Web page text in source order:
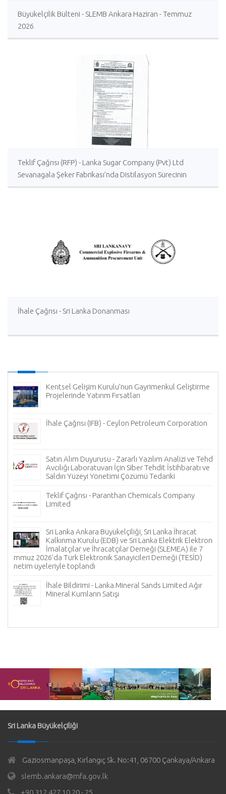
Büyükelçilik Bülteni - SLEMB Ankara Haziran - Temmuz
2026
Teklif Çağrısı (RFP) - Lanka Sugar Company (Pvt) Ltd
Sevanagala Şeker Fabrikası’nda Distilasyon Sürecinin
İyileştirilmesi İçin Yerli veya Yabancı Danışmanlık Hizmeti
İhale Çağrısı - Sri Lanka Donanması
Kentsel Gelişim Kurulu’nun Gayrimenkul Geliştirme
Projelerinde Yatırım Fırsatları
İhale Çağrısı (IFB) - Ceylon Petroleum Corporation
Satın Alım Duyurusu - Zararlı Yazılım Analizi ve Tehdit
Avcılığı Laboratuvarı İçin Siber Tehdit İstihbaratı ve
Saldırı Yüzeyi Yönetimi Çözümü Tedariki
Teklif Çağrısı - Paranthan Chemicals Company
Limited
Sri Lanka Ankara Büyükelçiliği, Sri Lanka İhracat
Kalkınma Kurulu (EDB) ve Sri Lanka Elektrik Elektronik
İmalatçılar ve İhracatçılar Derneği (SLEMEA) ile 7
Temmuz 2026’da Türk Elektronik Sanayicileri Derneği (TESİD)
yönetim üyeleriyle toplandı
İhale Bildirimi - Lanka Mineral Sands Limited Ağır
Mineral Kumların Satışı
Sri Lanka Büyükelçiliği
Gaziosmanpaşa, Kırlangıç Sk. No:41, 06700 Çankaya/Ankara
slemb.ankara@mfa.gov.lk